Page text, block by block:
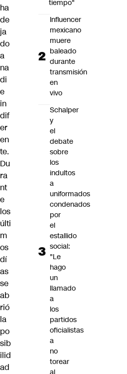
ha
de
ja
do
a
na
di
e
in
dif
er
en
te.
Du
ra
nt
e
los
últi
m
os
dí
as
se
ab
rió
la
po
sib
ilid
ad
tiempo"
Influencer
mexicano
muere
baleado
durante
transmisión
en
vivo
Schalper
y
el
debate
sobre
los
indultos
a
uniformados
condenados
por
el
estallido
social:
"Le
hago
un
llamado
a
los
partidos
oficialistas
a
no
torear
al